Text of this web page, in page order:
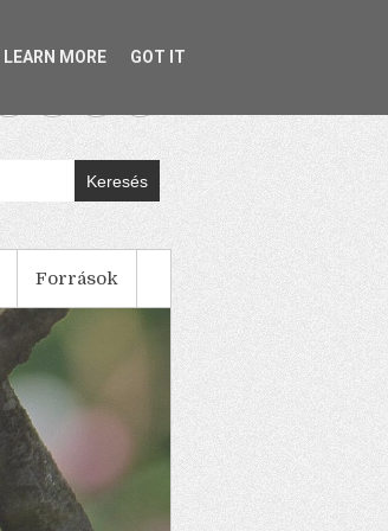
Keresés
Források
LEARN MORE GOT IT